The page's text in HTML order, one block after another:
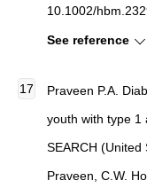
10.1002/
See reference
Praveen P.A.
youth with type 1
SEARCH (United
Praveen, C.W.